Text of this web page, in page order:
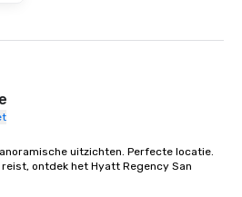
walking in between,
countless
uitzichten. Perfecte locatie.
ontdek het Hyatt Regency San